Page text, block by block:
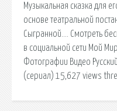
Музыкальная сказка для
основе театральной
Сыгранной…. Смотреть
в социальной сети Мой
Фотографии Видео
(сериал) 15,627 views